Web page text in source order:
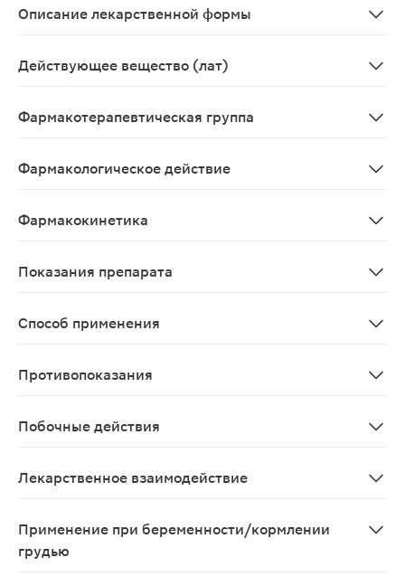
Описание лекарственной формы
Действующее вещество (лат)
Фармакотерапевтическая группа
Фармакологическое действие
Фармакокинетика
Показания препарата
Способ применения
Противопоказания
Побочные действия
Лекарственное взаимодействие
Применение при беременности/кормлении
грудью